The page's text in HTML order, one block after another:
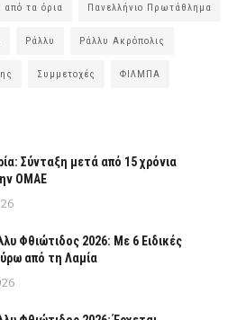
τα όρια Πανελλήνιο Πρωτάθλημα
Ράλλυ Ράλλυ Ακρόπολις
Συμμετοχές ΦΙΛΜΠΑ
Σύνταξη μετά από 15 χρόνια
ΟΜΑΕ
Φθιώτιδος 2026: Με 6 Ειδικές
από τη Λαμία